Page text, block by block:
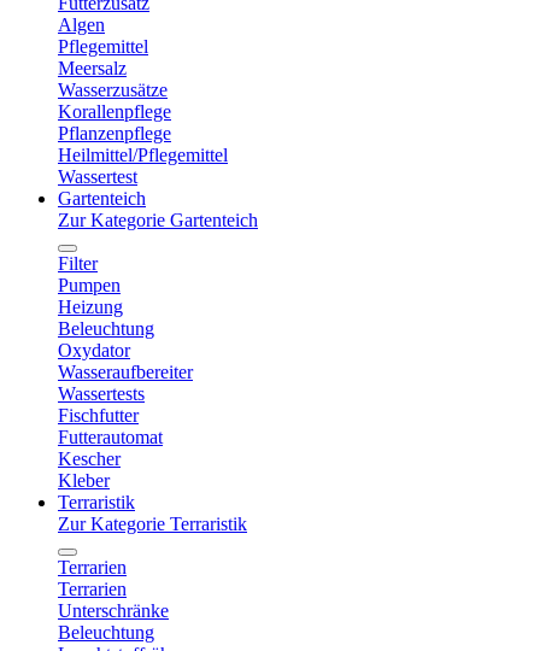
Algen
Pflegemittel
Meersalz
Wasserzusätze
Korallenpflege
Pflanzenpflege
Heilmittel/Pflegemittel
Wassertest
Gartenteich
Zur Kategorie Gartenteich
Filter
Pumpen
Heizung
Beleuchtung
Oxydator
Wasseraufbereiter
Wassertests
Fischfutter
Futterautomat
Kescher
Kleber
Terraristik
Zur Kategorie Terraristik
Terrarien
Terrarien
Unterschränke
Beleuchtung